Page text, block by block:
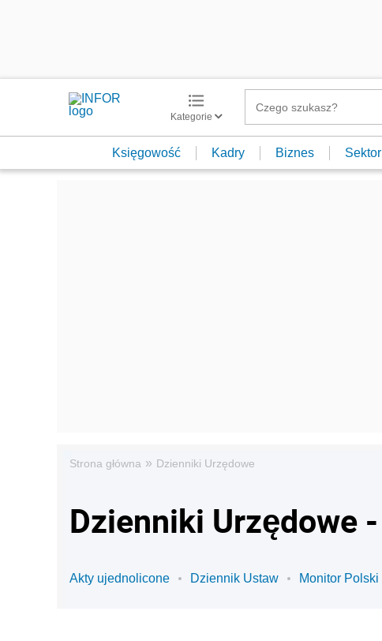
Kategorie
Księgowość Kadry Biznes
Strona główna » Dzienniki Urzędowe
Dzienniki Urzędowe
Akty ujednolicone Dziennik Ustaw Monitor Polski